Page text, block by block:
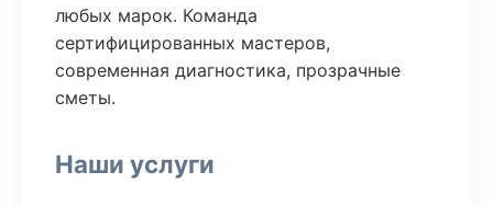
любых марок. Команда
сертифицированных мастеров,
современная диагностика, прозрачные
сметы.
Наши услуги